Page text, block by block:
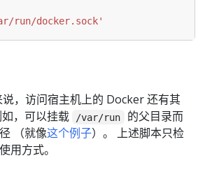
run/docker.sock'
说，访问宿主机上的 Docker 还有其
，可以挂载
/var/run
的父目录而
（就像这个例子）。 上述脚本只检
用方式。